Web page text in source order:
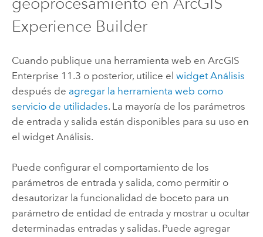
Experience Builder
Cuando publique una herramienta web en ArcGIS
Enterprise 11.3 o posterior, utilice el widget Análisis
después de agregar la herramienta web como
servicio de utilidades. La mayoría de los parámetros
de entrada y salida están disponibles para su uso en
el widget Análisis.
Puede configurar el comportamiento de los
parámetros de entrada y salida, como permitir o
desautorizar la funcionalidad de boceto para un
parámetro de entidad de entrada y mostrar u ocultar
determinadas entradas y salidas. Puede agregar